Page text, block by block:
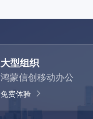
大型组织
鸿蒙信创移动办公
免费体验